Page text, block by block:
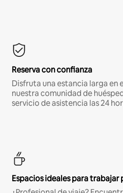
Reserva con confianza
Disfruta una estancia larga en
nuestra comunidad de
servicio de asistencia las 24
Espacios ideales para